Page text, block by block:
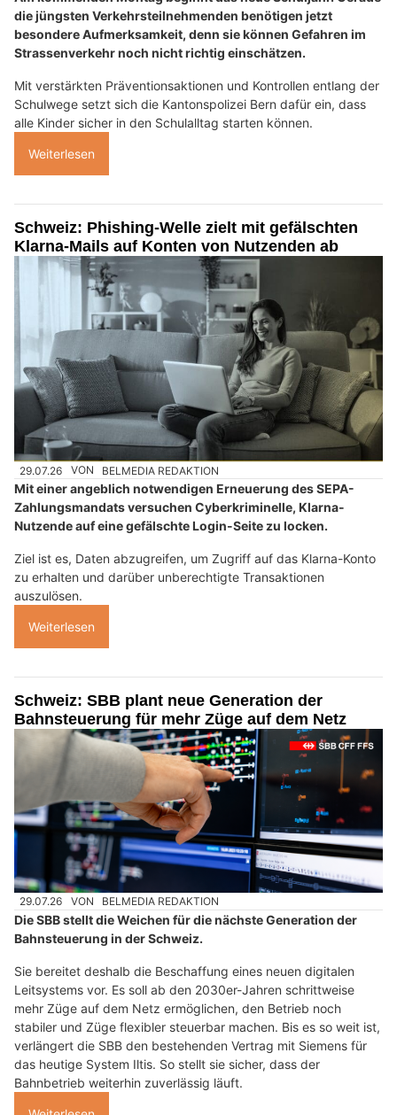
die jüngsten Verkehrsteilnehmenden benötigen jetzt
besondere Aufmerksamkeit, denn sie können Gefahren im
Strassenverkehr noch nicht richtig einschätzen.
Mit verstärkten Präventionsaktionen und Kontrollen entlang der
Schulwege setzt sich die Kantonspolizei Bern dafür ein, dass
alle Kinder sicher in den Schulalltag starten können.
Weiterlesen
Schweiz: Phishing-Welle zielt mit gefälschten
Klarna-Mails auf Konten von Nutzenden ab
29.07.26 VON BELMEDIA REDAKTION
Mit einer angeblich notwendigen Erneuerung des SEPA-
Zahlungsmandats versuchen Cyberkriminelle, Klarna-
Nutzende auf eine gefälschte Login-Seite zu locken.
Ziel ist es, Daten abzugreifen, um Zugriff auf das Klarna-Konto
zu erhalten und darüber unberechtigte Transaktionen
auszulösen.
Weiterlesen
Schweiz: SBB plant neue Generation der
Bahnsteuerung für mehr Züge auf dem Netz
29.07.26 VON BELMEDIA REDAKTION
Die SBB stellt die Weichen für die nächste Generation der
Bahnsteuerung in der Schweiz.
Sie bereitet deshalb die Beschaffung eines neuen digitalen
Leitsystems vor. Es soll ab den 2030er-Jahren schrittweise
mehr Züge auf dem Netz ermöglichen, den Betrieb noch
stabiler und Züge flexibler steuerbar machen. Bis es so weit ist,
verlängert die SBB den bestehenden Vertrag mit Siemens für
das heutige System Iltis. So stellt sie sicher, dass der
Bahnbetrieb weiterhin zuverlässig läuft.